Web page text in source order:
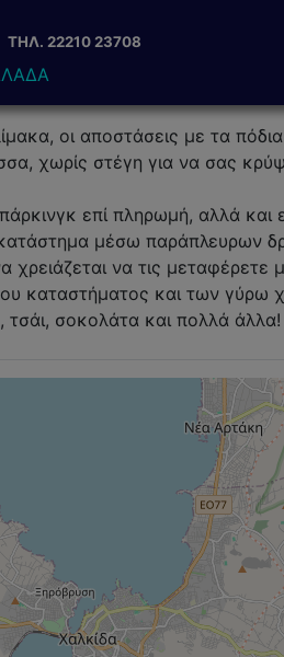
ΤΗΛ. 22210 23708
οι αποστάσεις με τα
χωρίς στέγη για να σας
επί πληρωμή, αλλά και
μέσω παράπλευρων
να τις μεταφέρετε
καταστήματος και των
σοκολάτα και πολλά άλλα!